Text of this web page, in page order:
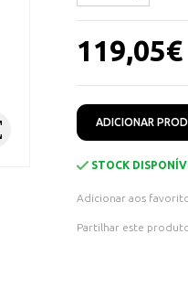
119,05€
ADICIONAR
STOCK
Adicionar aos
Partilhar este